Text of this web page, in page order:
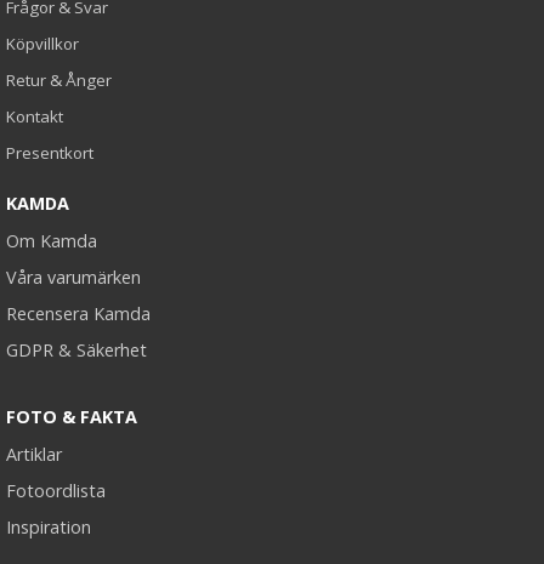
Frågor & Svar
Köpvillkor
Retur & Ånger
Kontakt
Presentkort
KAMDA
Om Kamda
Våra varumärken
Recensera Kamda
GDPR & Säkerhet
FOTO & FAKTA
Artiklar
Fotoordlista
Inspiration